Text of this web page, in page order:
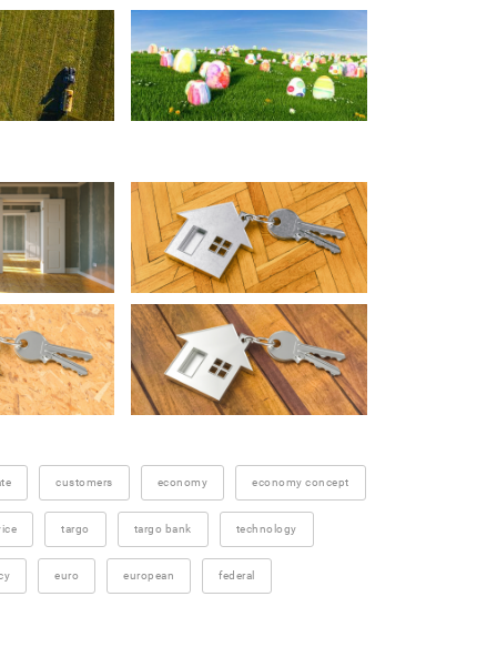
customers economy economy concept
targo targo bank technology
euro european federal